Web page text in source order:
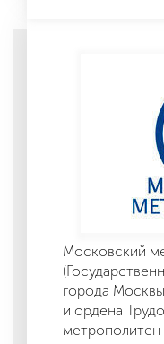
Московский
города
и ордена